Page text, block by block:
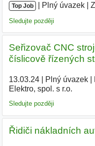
Top Job Plný úvazek
Sledujte později
Seřizovač CNC
číslicově řízených
13.03.24| Plný úvazek|
Elektro, spol. s r.o.
Sledujte později
Řidiči nákladních